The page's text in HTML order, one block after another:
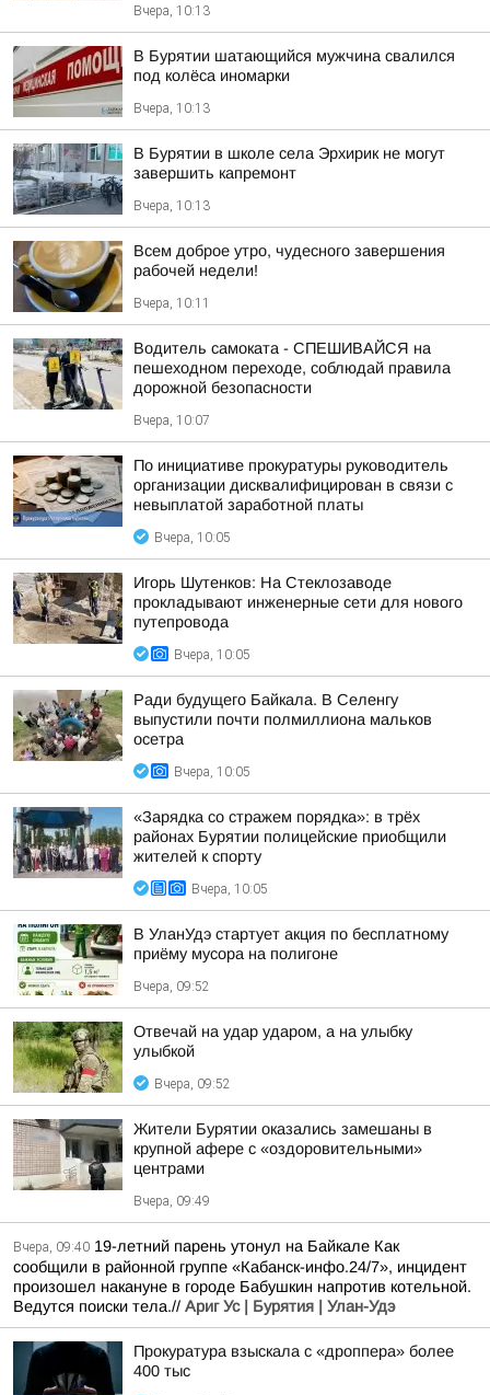
Вчера, 10:13
В Бурятии шатающийся мужчина свалился
под колёса иномарки
Вчера, 10:13
В Бурятии в школе села Эрхирик не могут
завершить капремонт
Вчера, 10:13
Всем доброе утро, чудесного завершения
рабочей недели!
Вчера, 10:11
Водитель самоката - СПЕШИВАЙСЯ на
пешеходном переходе, соблюдай правила
дорожной безопасности
Вчера, 10:07
По инициативе прокуратуры руководитель
организации дисквалифицирован в связи с
невыплатой заработной платы
Вчера, 10:05
Игорь Шутенков: На Стеклозаводе
прокладывают инженерные сети для нового
путепровода
Вчера, 10:05
Ради будущего Байкала. В Селенгу
выпустили почти полмиллиона мальков
осетра
Вчера, 10:05
«Зарядка со стражем порядка»: в трёх
районах Бурятии полицейские приобщили
жителей к спорту
Вчера, 10:05
В УланУдэ стартует акция по бесплатному
приёму мусора на полигоне
Вчера, 09:52
Отвечай на удар ударом, а на улыбку
улыбкой
Вчера, 09:52
Жители Бурятии оказались замешаны в
крупной афере с «оздоровительными»
центрами
Вчера, 09:49
Вчера, 09:40 19-летний парень утонул на Байкале Как
сообщили в районной группе «Кабанск-инфо.24/7», инцидент
произошел накануне в городе Бабушкин напротив котельной.
Ведутся поиски тела.// Ариг Ус | Бурятия | Улан-Удэ
Прокуратура взыскала с «дроппера» более
400 тыс